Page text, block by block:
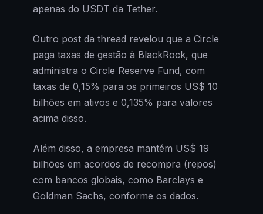
apenas do USDT da Tether.
Outro post da thread revelou que a Circle
paga taxas de gestão à BlackRock, que
administra o Circle Reserve Fund, com
taxas de 0,15% para os primeiros US$ 10
bilhões em ativos e 0,135% para valores
acima disso.
Além disso, a empresa mantém US$ 19
bilhões em acordos de recompra (repos)
com bancos globais, como Barclays e
Goldman Sachs, conforme os dados.